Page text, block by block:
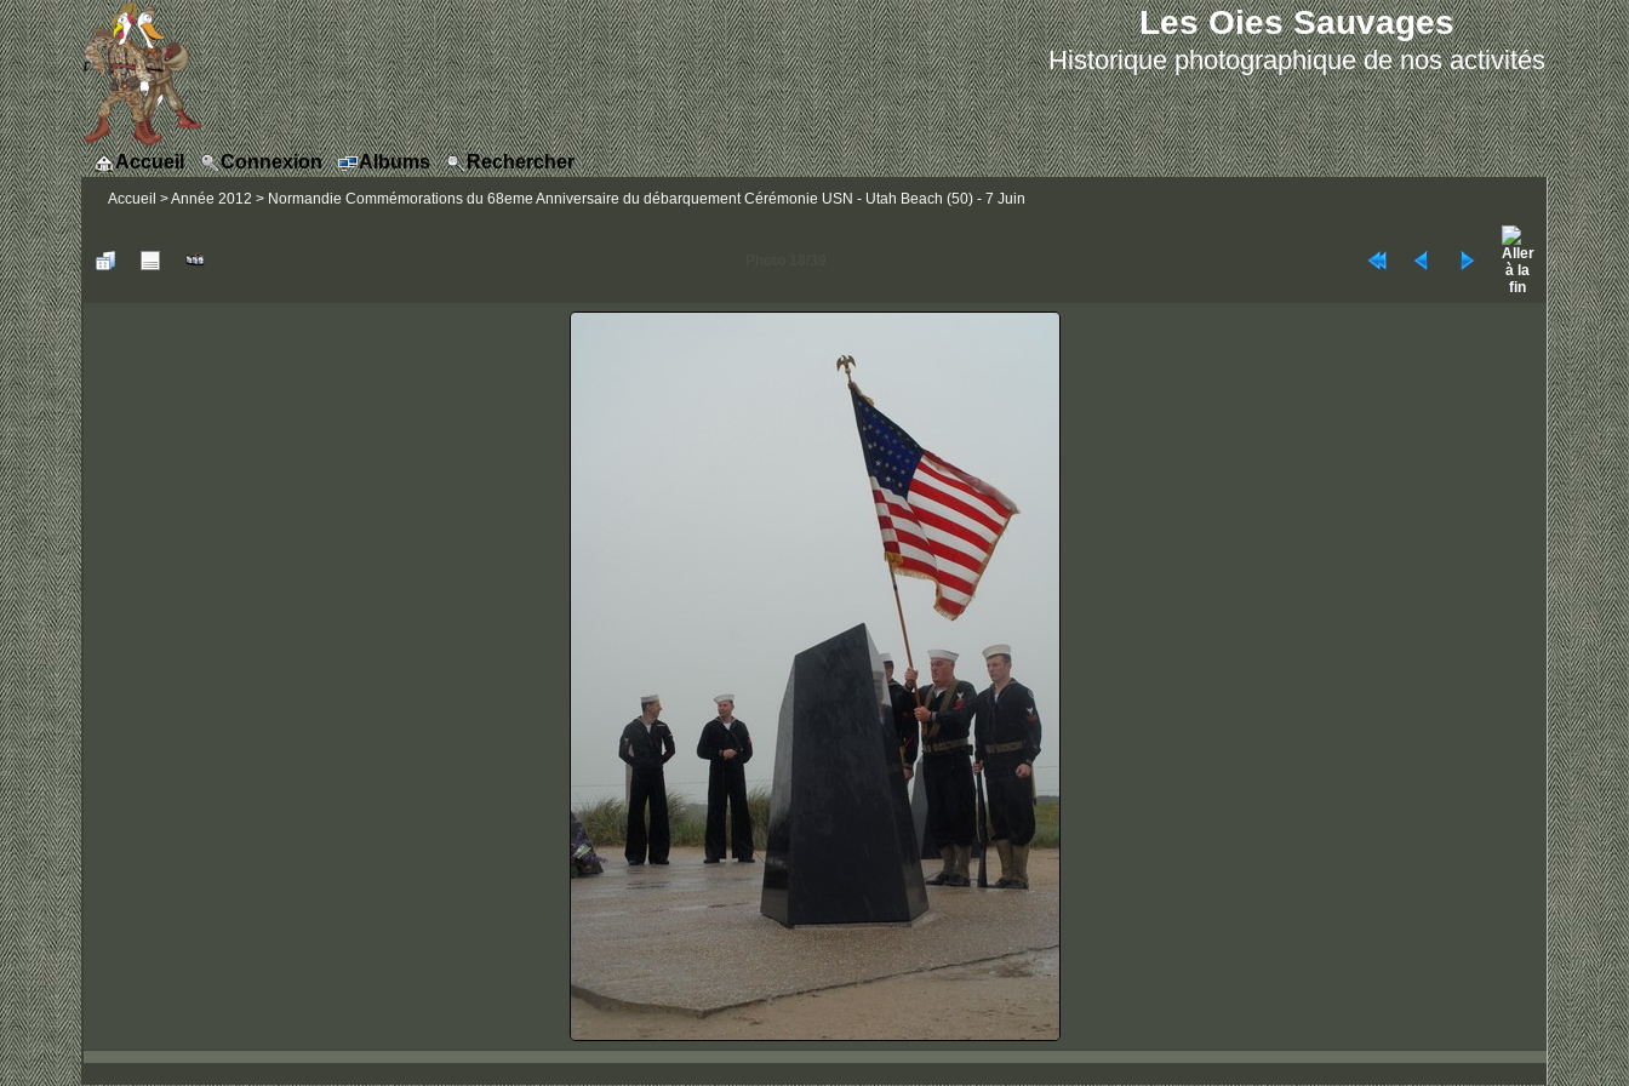
Les Oies Sauvages
Historique photographique de nos activités
Accueil Connexion Albums Rechercher
Accueil >Année 2012 > Normandie Commémorations du 68eme Anniversaire du débarquement Cérémonie USN - Utah Beach (50) - 7 Juin